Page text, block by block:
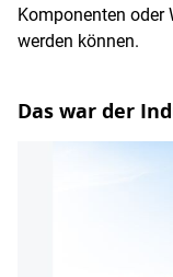
Komponenten oder
werden können.
Das war der